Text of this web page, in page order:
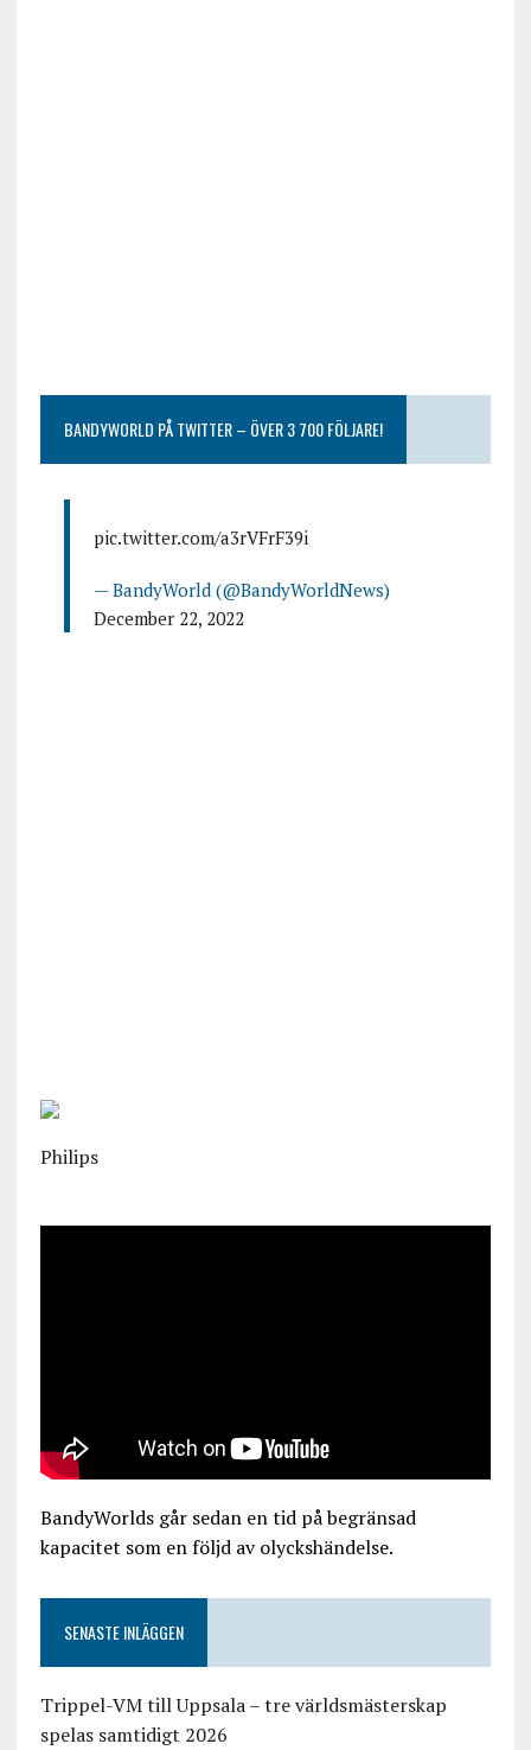
BANDYWORLD PÅ TWITTER – ÖVER 3 700 FÖLJARE!
pic.twitter.com/a3rVFrF39i
— BandyWorld (@BandyWorldNews)
December 22, 2022
Philips
BandyWorlds går sedan en tid på begränsad
kapacitet som en följd av olyckshändelse.
SENASTE INLÄGGEN
Trippel-VM till Uppsala – tre världsmästerskap
spelas samtidigt 2026